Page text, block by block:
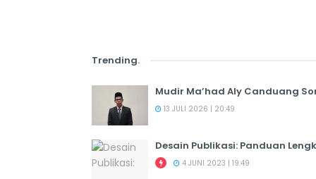
Trending.
Mudir Ma’had Aly Canduang
13 JULI 2026 | 20:49
Desain Publikasi: Panduan
4 JUNI 2023 | 19:49